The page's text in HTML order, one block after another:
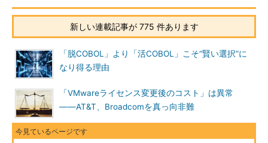
新しい連載記事が 775 件あります
「脱COBOL」より「活COBOL」こそ“賢い選択”に
なり得る理由
「VMwareライセンス変更後のコスト」は異常
――AT&T、Broadcomを真っ向非難